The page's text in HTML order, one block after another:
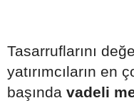
Tasarruflarını
yatırımcıların en
başında vadeli